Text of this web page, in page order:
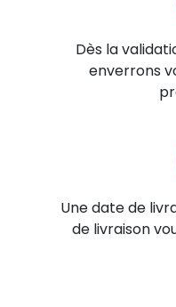
Dès la
enverrons
Une date de
de livraison